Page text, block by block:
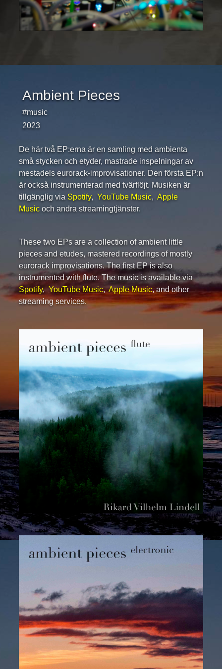
Ambient Pieces
#music
2023
De här två EP:erna är en samling med ambienta
små stycken och etyder, mastrade inspelningar av
mestadels eurorack-improvisationer. Den första EP:n
är också instrumenterad med tvärflöjt. Musiken är
tillgänglig via Spotify, YouTube Music, Apple
Musicoch andra streamingtjänster.
These two EPs are a collection of ambient little
pieces and etudes, mastered recordings of mostly
eurorack improvisations. The first EP is also
instrumented with flute. The music is available via
Spotify,YouTube Music,Apple Music, and other
streaming services.